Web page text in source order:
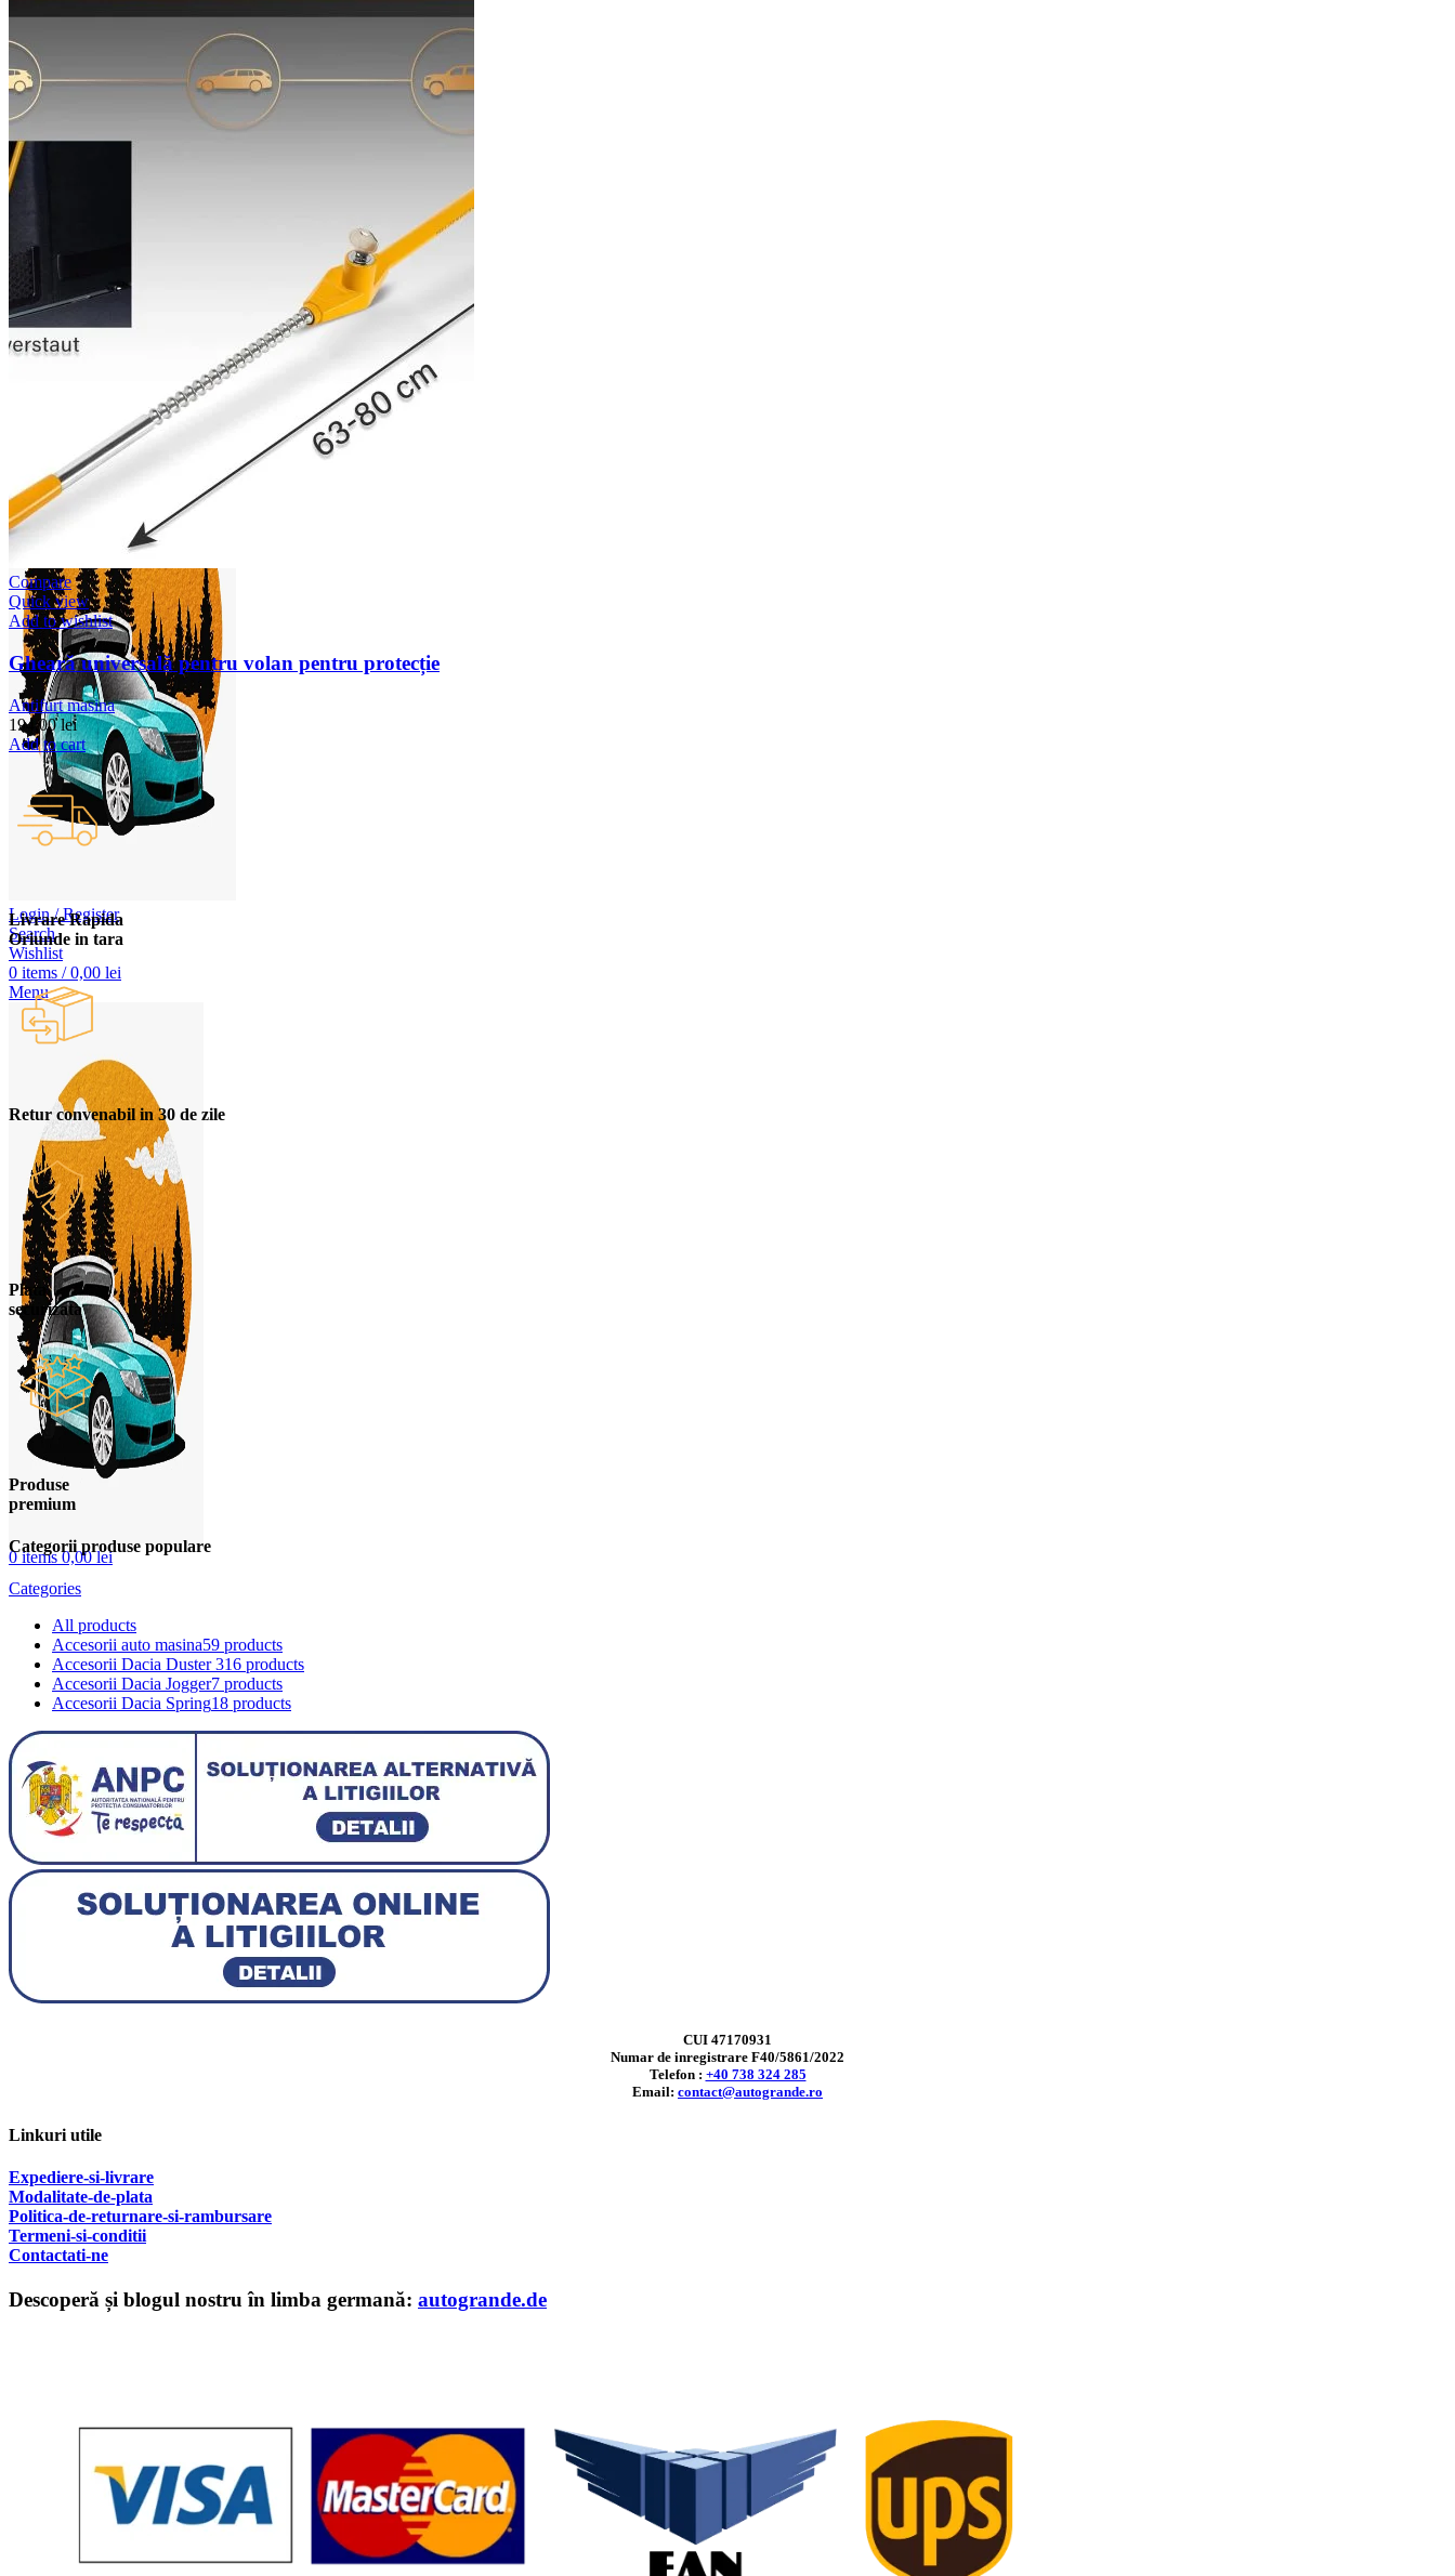
Navigație Skoda Superb 1
Navigație Skoda Superb 2
Navigație Toyota Avensis T25
Portbagaj Plafon Auto
Sub 350 Litri
Peste 350 Litri
Antifurt masina
Blog
Despre Noi
Login / Register
Search
Wishlist
0 items / 0,00 lei
Menu
0items 0,00lei
Compare
Quick view
Add to wishlist
Gheară universală pentru volan pentru protecție
Antifurt masina
194,00lei
Add to cart
Livrare Rapida
Oriunde in tara
Retur convenabil in 30 de zile
Plata
securizata
Produse
premium
Categorii produse populare
Categories
All products
Accesorii auto masina59 products
Accesorii Dacia Duster 316 products
Accesorii Dacia Jogger7 products
Accesorii Dacia Spring18 products
CUI 47170931
Numar de inregistrare F40/5861/2022
Telefon : +40 738 324 285
Email: contact@autogrande.ro
Linkuri utile
Expediere-si-livrare
Modalitate-de-plata
Politica-de-returnare-si-rambursare
Termeni-si-conditii
Contactati-ne
Descoperă și blogul nostru în limba germană: autogrande.de